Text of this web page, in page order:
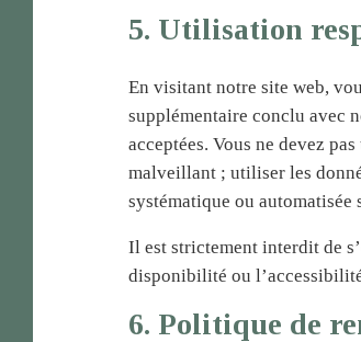
5. Utilisation
En visitant notre site web,
supplémentaire conclu avec
acceptées. Vous ne devez
malveillant ; utiliser les
systématique ou
Il est strictement interdit de
disponibilité ou
6. Politique de